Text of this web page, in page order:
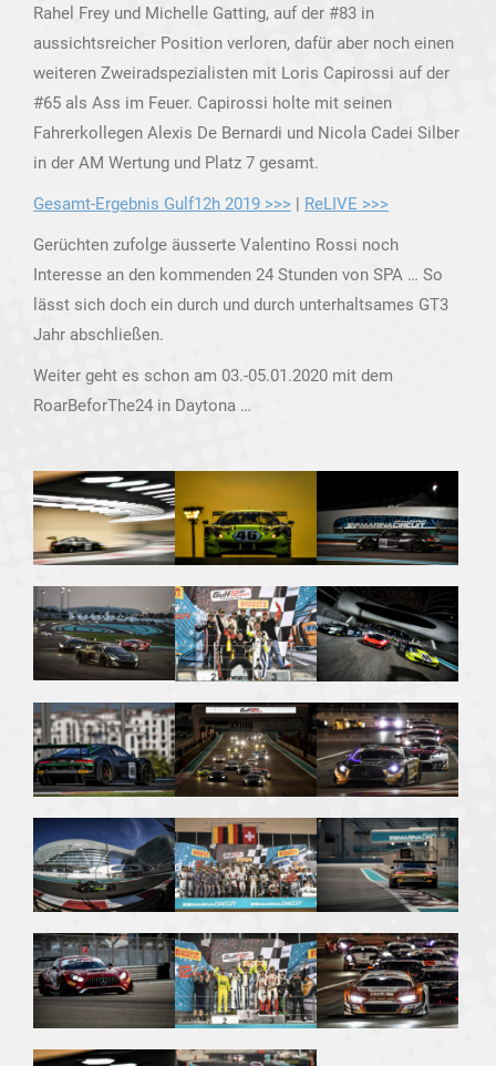
Rahel Frey und Michelle Gatting, auf der #83 in
aussichtsreicher Position verloren, dafür aber noch einen
weiteren Zweiradspezialisten mit Loris Capirossi auf der
#65 als Ass im Feuer. Capirossi holte mit seinen
Fahrerkollegen Alexis De Bernardi und Nicola Cadei Silber
in der AM Wertung und Platz 7 gesamt.
Gesamt-Ergebnis Gulf12h 2019 >>> | ReLIVE >>>
Gerüchten zufolge äusserte Valentino Rossi noch
Interesse an den kommenden 24 Stunden von SPA … So
lässt sich doch ein durch und durch unterhaltsames GT3
Jahr abschließen.
Weiter geht es schon am 03.-05.01.2020 mit dem
RoarBeforThe24 in Daytona …